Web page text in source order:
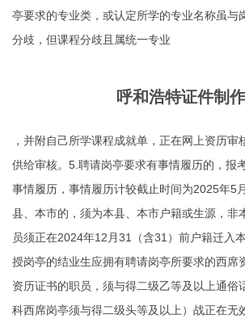
亭要求的专业类，或认定所学的专业名称虽与
分歧，但课程分歧且属统一专业
呼和浩特证件制作
，并附自己所学课程成就单，正在网上资历审
供给审核。5.聘请岗亭要求有事情履历的，报
事情履历，事情履历计较截止时间为2025年5
县、本市的，须为本县、本市户籍或生源，非
员须正在2024年12月31（含31）前户籍迁入
授岗亭的结业生应拥有聘请岗亭所要求的西席
资历证书的职员，须与得二级乙等及以上通俗
科西席岗亭须与得二级头等及以上）战正在无